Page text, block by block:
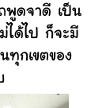
พูดจาดี เป็น
ได้ไป ก็จะมี
ทุกเขตของ